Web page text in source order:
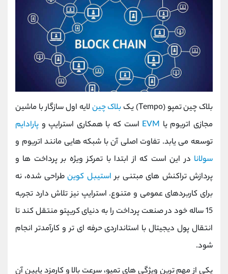
بلاک چین تمپو (Tempo) یک بلاک ‌چینلایه اول سازگار با ماشین
مجازی اتریوم یا EVM است که با همکاری استرایپ و پارادایم
توسعه می ‌یابد. تفاوت اصلی آن با شبکه ‌هایی مانند اتریوم و
سولانا در این است که از ابتدا با تمرکز ویژه بر پرداخت ‌ها و
پردازش تراکنش ‌های مبتنی براستیبل‌ کوینطراحی شده، نه
برای کاربردهای عمومی و متنوع. استرایپ نیز تلاش دارد تجربه
15 ساله خود در صنعت پرداخت را به دنیای کریپتو منتقل کند تا
انتقال پول دیجیتال با استانداردی حرفه ‌ای‌ تر و کارآمدتر انجام
شود.
یکی از مهم ‌ترین ویژگی ‌های تمپو، سرعت بالا و کارمزد پایین آن